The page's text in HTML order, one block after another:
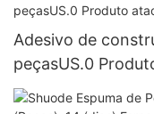
Adesivo de
peçasUS.0